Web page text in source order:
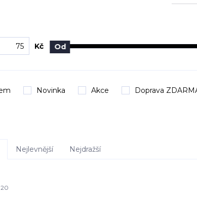
Kč Od
Novinka Akce Doprava
Nejlevnější Nejdražší